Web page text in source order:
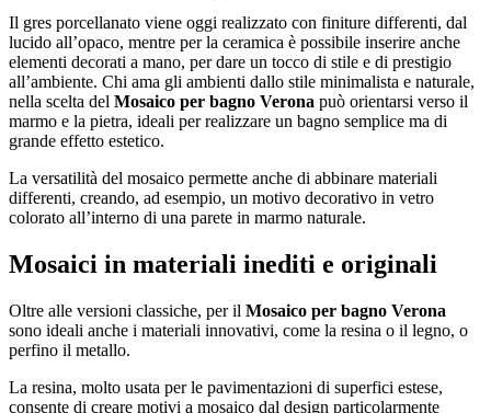
Il gres porcellanato viene oggi realizzato con finiture differenti, dal
lucido all’opaco, mentre per la ceramica è possibile inserire anche
elementi decorati a mano, per dare un tocco di stile e di prestigio
all’ambiente. Chi ama gli ambienti dallo stile minimalista e naturale,
nella scelta del Mosaico per bagno Verona può orientarsi verso il
marmo e la pietra, ideali per realizzare un bagno semplice ma di
grande effetto estetico.
La versatilità del mosaico permette anche di abbinare materiali
differenti, creando, ad esempio, un motivo decorativo in vetro
colorato all’interno di una parete in marmo naturale.
Mosaici in materiali inediti e originali
Oltre alle versioni classiche, per il Mosaico per bagno Verona
sono ideali anche i materiali innovativi, come la resina o il legno, o
perfino il metallo.
La resina, molto usata per le pavimentazioni di superfici estese,
consente di creare motivi a mosaico dal design particolarmente